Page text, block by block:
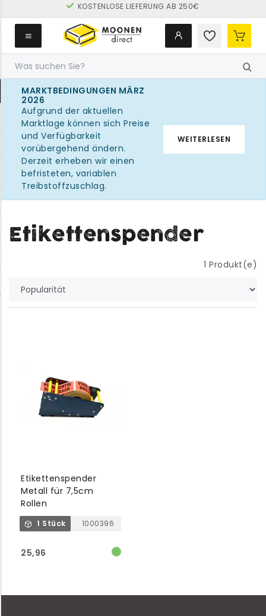
MARKTBEDINGUNGEN MÄRZ
2026
Aufgrund der aktuellen
Marktlage können sich Preise
und Verfügbarkeit
vorübergehend ändern.
Derzeit erheben wir einen
befristeten, variablen
Treibstoffzuschlag.
WEITERLESEN
Etikettenspender
1 Produkt(e)
Etikettenspender
Metall für 7,5cm
Rollen
1 Stück 1000396
25,96